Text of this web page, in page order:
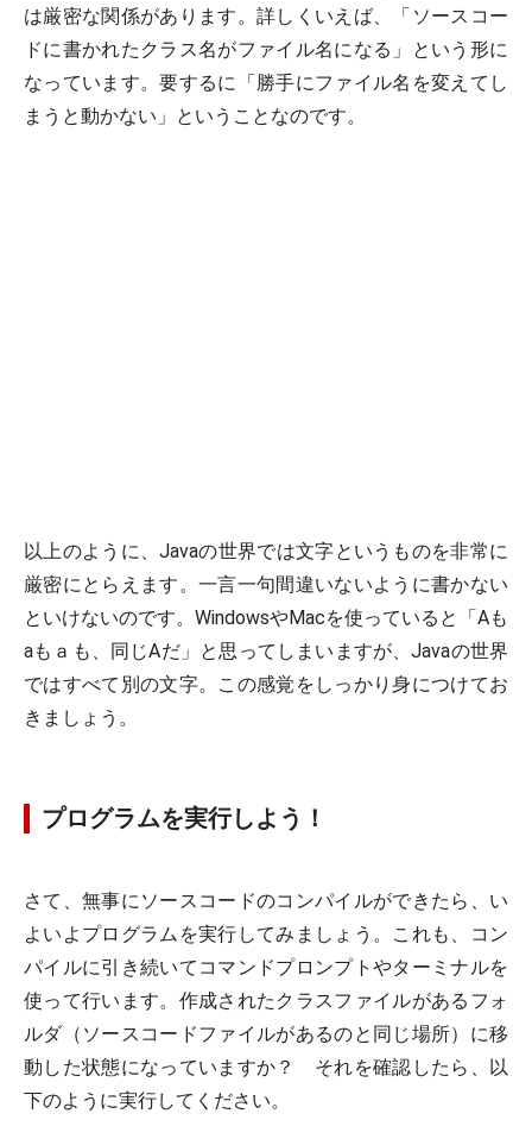
は厳密な関係があります。詳しくいえば、「ソースコー
ドに書かれたクラス名がファイル名になる」という形に
なっています。要するに「勝手にファイル名を変えてし
まうと動かない」ということなのです。
以上のように、Javaの世界では文字というものを非常に
厳密にとらえます。一言一句間違いないように書かない
といけないのです。WindowsやMacを使っていると「Aも
aもａも、同じAだ」と思ってしまいますが、Javaの世界
ではすべて別の文字。この感覚をしっかり身につけてお
きましょう。
プログラムを実行しよう！
さて、無事にソースコードのコンパイルができたら、い
よいよプログラムを実行してみましょう。これも、コン
パイルに引き続いてコマンドプロンプトやターミナルを
使って行います。作成されたクラスファイルがあるフォ
ルダ（ソースコードファイルがあるのと同じ場所）に移
動した状態になっていますか？ それを確認したら、以
下のように実行してください。